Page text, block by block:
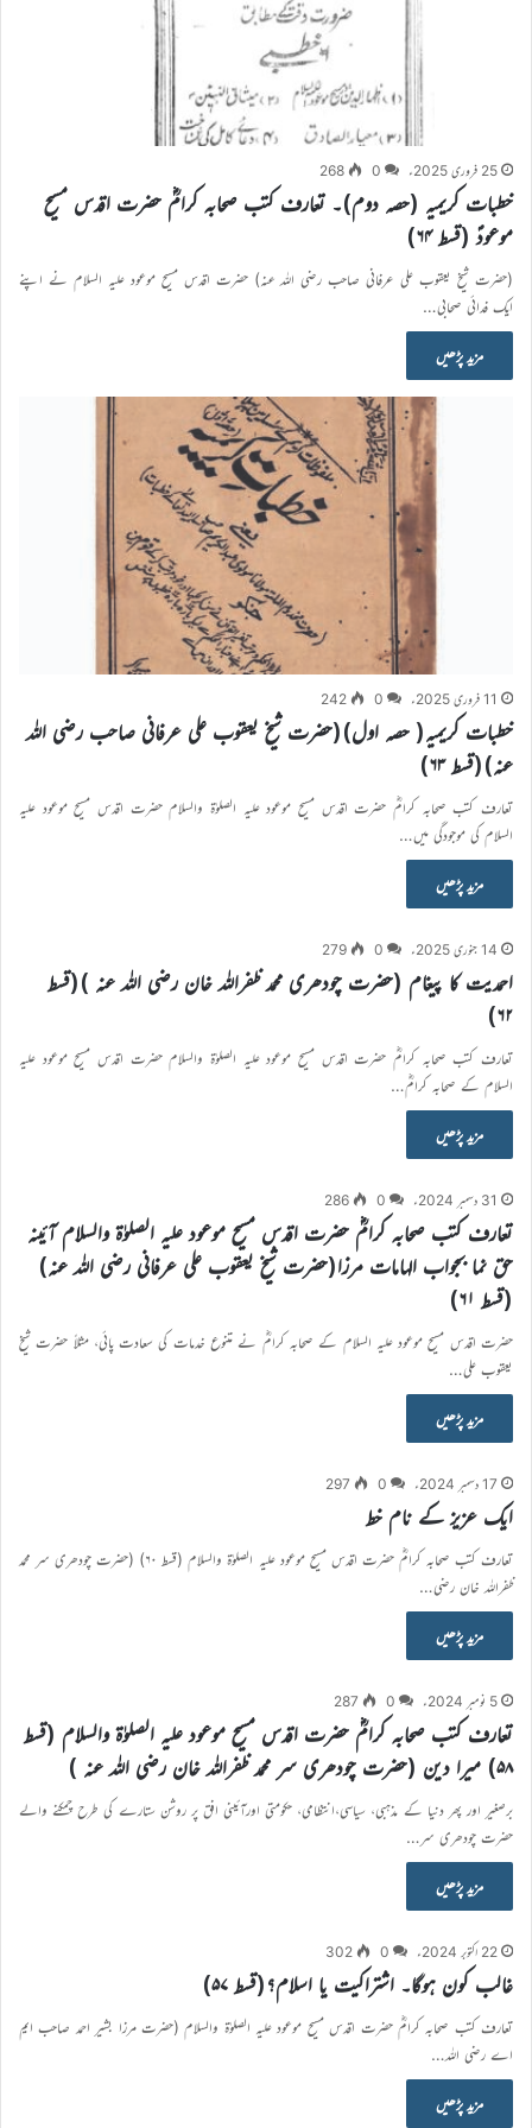
25 فروری 2025ء 0
268
خطبات کریمیہ (حصہ دوم)۔ تعارف کتب صحابہ کرامؓ حضرت اقدس مسیح
موعودؑ (قسط ۶۴)
(حضرت شیخ یعقوب علی عرفانی صاحب رضی اللہ عنہ) حضرت اقدس مسیح موعود علیہ السلام نے اپنے
ایک فدائی صحابی…
مزید پڑھیں
11 فروری 2025ء 0
242
خطبات کریمیہ( حصہ اول)(حضرت شیخ یعقوب علی عرفانی صاحب رضی اللہ
عنہ)(قسط ۶۳)
تعارف کتب صحابہ کرامؓ حضرت اقدس مسیح موعود علیہ الصلوٰۃ والسلام حضرت اقدس مسیح موعود علیہ
السلام کی موجودگی میں…
مزید پڑھیں
14 جنوری 2025ء 0
279
احمدیت کا پیغام (حضرت چودھری محمد ظفراللہ خان رضی اللہ عنہ )(قسط
۶۲)
تعارف کتب صحابہ کرامؓ حضرت اقدس مسیح موعود علیہ الصلوٰۃ والسلام حضرت اقدس مسیح موعود علیہ
السلام کے صحابہ کرامؓ…
مزید پڑھیں
31 دسمبر 2024ء 0
286
تعارف کتب صحابہ کرامؓ حضرت اقدس مسیح موعود علیہ الصلوٰۃ والسلام آئینہ
حق نما بجواب الہامات مرزا(حضرت شیخ یعقوب علی عرفانی رضی اللہ عنہ)
(قسط ۶۱)
حضرت اقدس مسیح موعود علیہ السلام کے صحابہ کرامؓ نے متنوع خدمات کی سعادت پائی، مثلاً حضرت شیخ
یعقوب علی…
مزید پڑھیں
17 دسمبر 2024ء 0
297
ایک عزیز کے نام خط
تعارف کتب صحابہ کرامؓ حضرت اقدس مسیح موعود علیہ الصلوٰۃ والسلام (قسط ۶۰) (حضرت چودھری سر محمد
ظفراللہ خان رضی…
مزید پڑھیں
5 نومبر 2024ء 0
287
تعارف کتب صحابہ کرامؓ حضرت اقدس مسیح موعود علیہ الصلوٰۃ والسلام (قسط
۵۸) میرا دین (حضرت چودھری سر محمد ظفراللہ خان رضی اللہ عنہ )
برصغیر اور پھر دنیا کے مذہبی، سیاسی،انتظامی، حکومتی اورآئینی افق پر روشن ستارے کی طرح چمکنے والے
حضرت چودھری سر…
مزید پڑھیں
22 اکتوبر 2024ء 0
302
غالب کون ہوگا۔ اشتراکیت یا اسلام؟(قسط ۵۷)
تعارف کتب صحابہ کرامؓ حضرت اقدس مسیح موعود علیہ الصلوٰۃ والسلام (حضرت مرزا بشیر احمد صاحب ایم
اے رضی اللہ…
مزید پڑھیں